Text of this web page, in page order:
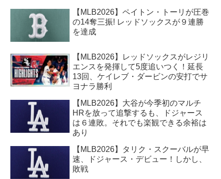
【MLB2026】ペイトン・トーリが圧巻
の14奪三振! レッドソックスが９連勝
を達成
【MLB2026】レッドソックスがレジリ
エンスを発揮して5度追いつく！延長
13回、ケイレブ・ダービンの安打でサ
ヨナラ勝利
【MLB2026】大谷が今季初のマルチ
HRを放って追撃するも、ドジャース
は６連敗。それでも楽観できる余裕は
あり
【MLB2026】タリク・スクーバルが早
速、ドジャース・デビュー！しかし、
敗戦